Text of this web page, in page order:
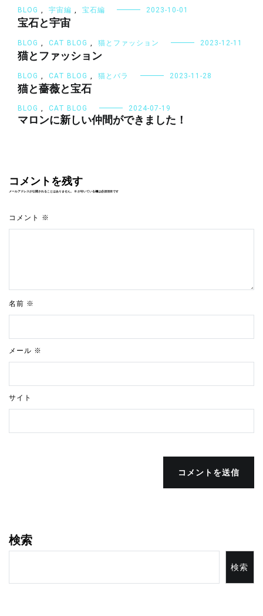
BLOG 宇宙編 宝石編 2023-10-01
宝石と宇宙
BLOG CAT BLOG 猫とファッション 2023-12-11
猫とファッション
BLOG CAT BLOG 猫とバラ 2023-11-28
猫と薔薇と宝石
BLOG CAT BLOG 2024-07-19
マロンに新しい仲間ができました！
コメントを残す
メールアドレスが公開されることはありません。 ※が付いている欄は必須項目です
コメント ※
名前 ※
メール ※
サイト
コメントを送信
検索
検索